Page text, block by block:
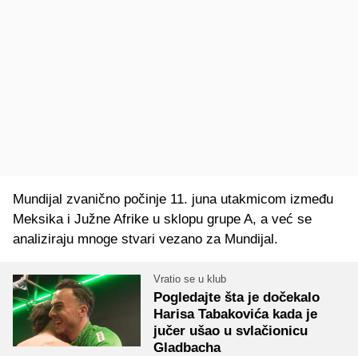
Mundijal zvanično počinje 11. juna utakmicom između
Meksika i Južne Afrike u sklopu grupe A, a već se
analiziraju mnoge stvari vezano za Mundijal.
Vratio se u klub
Pogledajte šta je dočekalo
Harisa Tabakovića kada je
jučer ušao u svlačionicu
Gladbacha